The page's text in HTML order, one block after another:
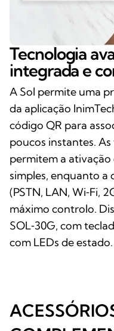
Tecnologia
integrada e
A Sol permite uma
da aplicação
código QR para
poucos instantes.
permitem a
simples, enquanto
(PSTN, LAN, Wi‑Fi,
máximo controlo.
SOL‑30G, com
com LEDs de estado.